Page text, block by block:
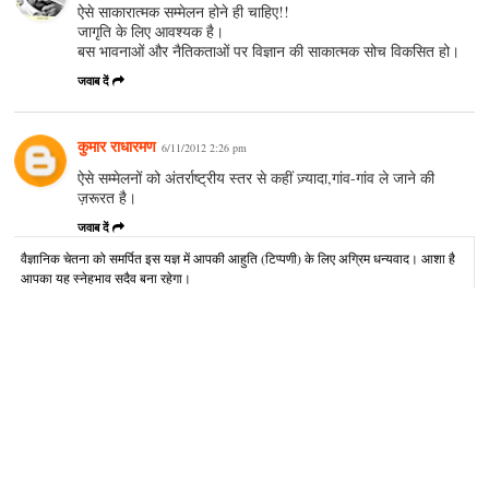
ऐसे साकारात्मक सम्मेलन होने ही चाहिए!!
जागृति के लिए आवश्यक है।
बस भावनाओं और नैतिकताओं पर विज्ञान की साकात्मक सोच विकसित हो।
जवाब दें
कुमार राधारमण 6/11/2012 2:26 pm
ऐसे सम्मेलनों को अंतर्राष्ट्रीय स्तर से कहीं ज़्यादा,गांव-गांव ले जाने की
ज़रूरत है।
जवाब दें
वैज्ञानिक चेतना को समर्पित इस यज्ञ में आपकी आहुति (टिप्पणी) के लिए अग्रिम धन्यवाद। आशा है
आपका यह स्नेहभाव सदैव बना रहेगा।